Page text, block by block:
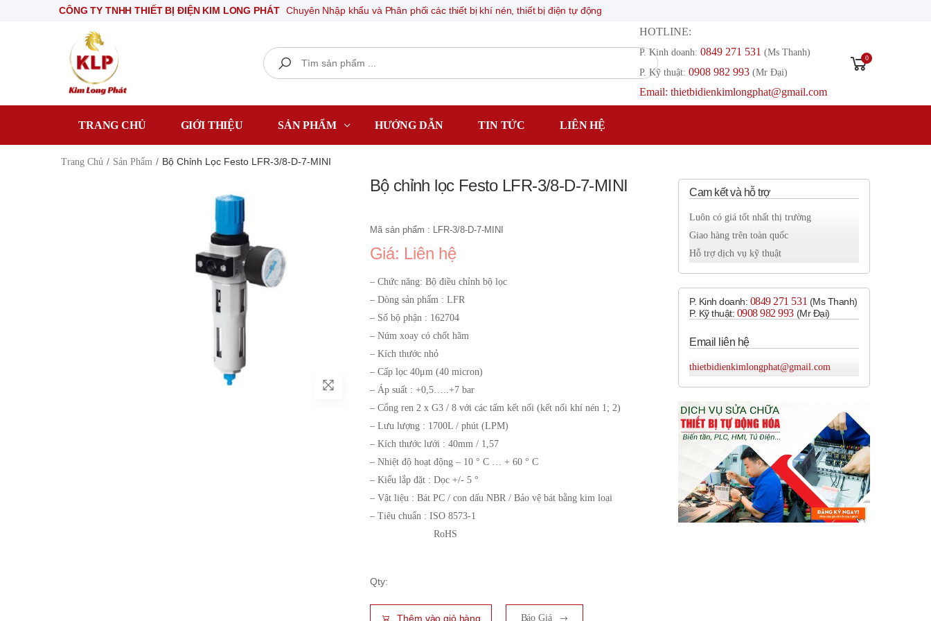
CÔNG TY TNHH THIẾT BỊ ĐIỆN KIM LONG PHÁT Chuyên Nhập khẩu và Phân phối các thiết bị khí nén, thiết bị điện tự động
Search
HOTLINE:
P. Kinh doanh: 0849 271 531 (Ms Thanh)
P. Kỹ thuật: 0908 982 993​ (Mr Đại)
Email: thietbidienkimlongphat@gmail.com
0
TRANG CHỦ GIỚI THIỆU SẢN PHẨM HƯỚNG DẪN TIN TỨC LIÊN HỆ
Trang Chủ Sản Phẩm Bộ Chỉnh Lọc Festo LFR-3/8-D-7-MINI
Bộ chỉnh lọc Festo LFR-3/8-D-7-MINI
Mã sản phẩm : LFR-3/8-D-7-MINI
Giá: Liên hệ
– Chức năng: Bộ điều chỉnh bộ lọc
– Dòng sản phẩm : LFR
– Số bộ phận : 162704
– Núm xoay có chốt hãm
– Kích thước nhỏ
– Cấp lọc 40μm (40 micron)
– Áp suất : +0,5…..+7 bar
– Cổng ren 2 x G3 / 8 với các tấm kết nối (kết nối khí nén 1; 2)
– Lưu lượng : 1700L / phút (LPM)
– Kích thước lưới : 40mm / 1,57
– Nhiệt độ hoạt động – 10 ° C … + 60 ° C
– Kiểu lắp đặt : Dọc +/- 5 °
– Vật liệu : Bát PC / con dấu NBR / Bảo vệ bát bằng kim loại
– Tiêu chuẩn : ISO 8573-1
RoHS
Qty:
Thêm vào giỏ hàng Báo Giá
Cam kết và hỗ trợ
Luôn có giá tốt nhất thị trường
Giao hàng trên toàn quốc
Hỗ trợ dịch vụ kỹ thuật
P. Kinh doanh: 0849 271 531 (Ms Thanh)
P. Kỹ thuật: 0908 982 993​ (Mr Đại)
Email liên hệ
thietbidienkimlongphat@gmail.com